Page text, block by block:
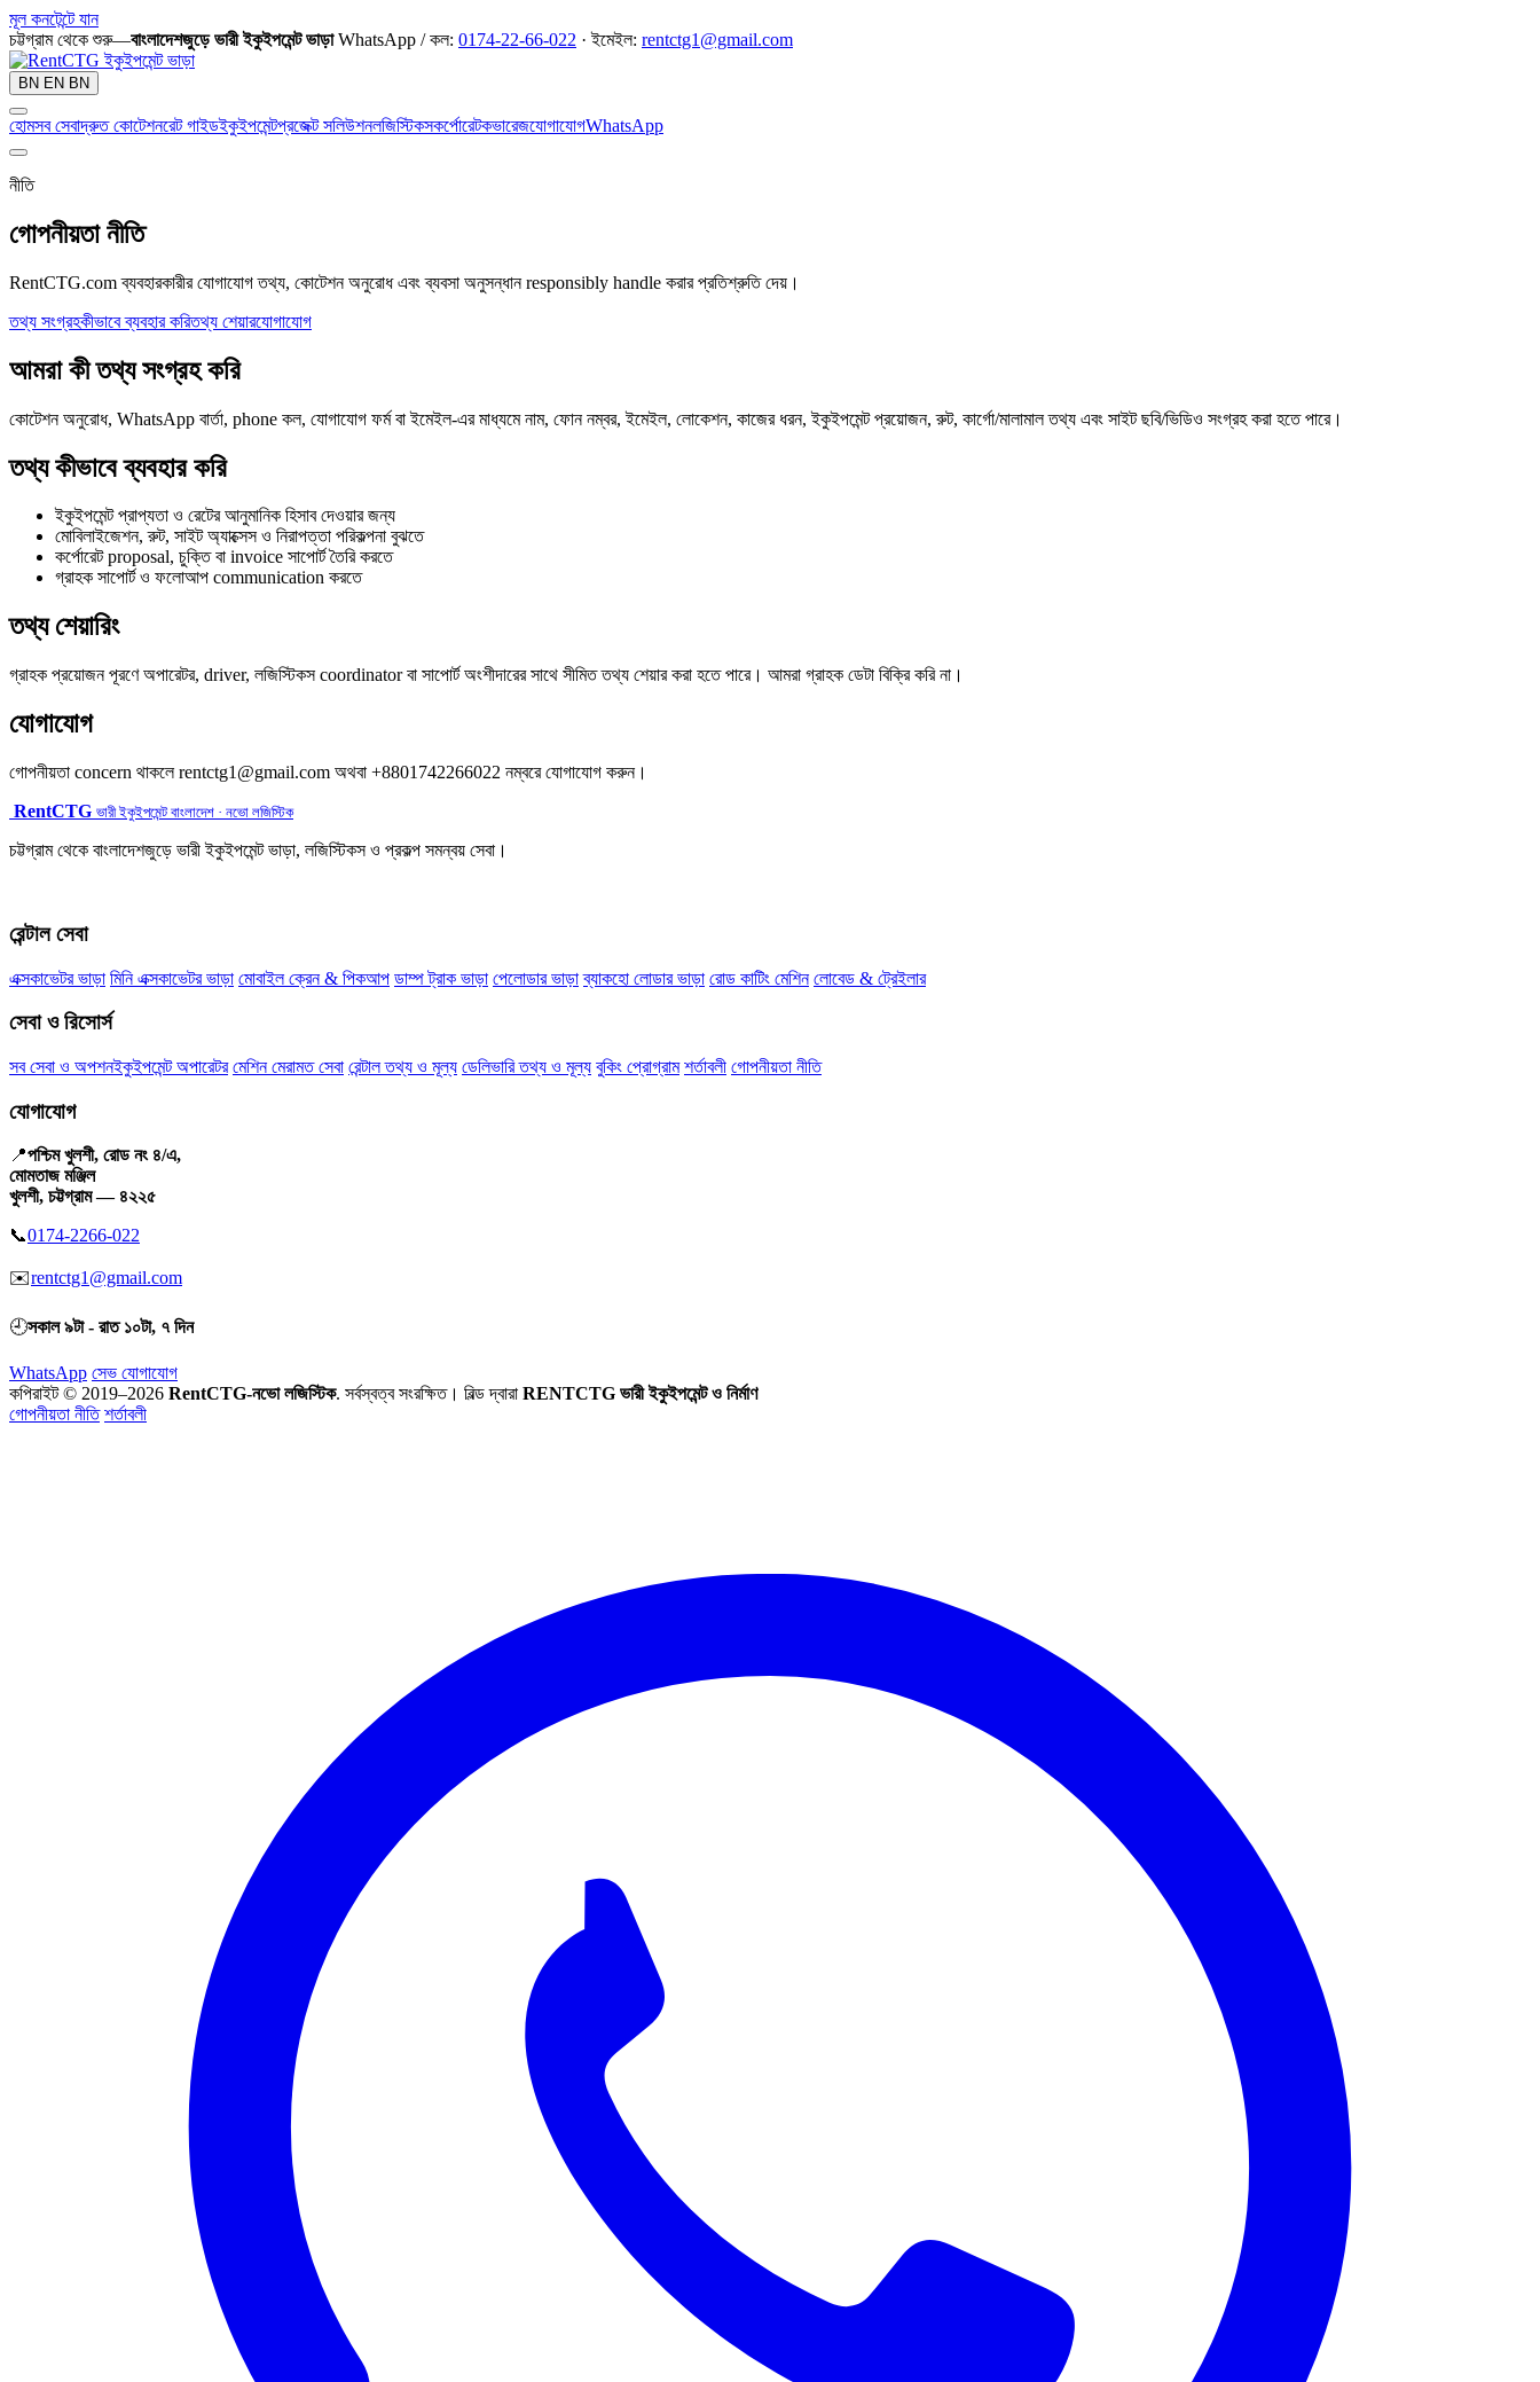
মূল কনটেন্টে যান
চট্টগ্রাম থেকে শুরু—বাংলাদেশজুড়ে ভারী ইকুইপমেন্ট ভাড়া WhatsApp / কল: 0174-22-66-022 · ইমেইল: rentctg1@gmail.com
BN EN BN
হোমসব সেবাদ্রুত কোটেশনরেট গাইডইকুইপমেন্টপ্রজেক্ট সলিউশনলজিস্টিকসকর্পোরেটকভারেজযোগাযোগWhatsApp
নীতি
গোপনীয়তা নীতি
RentCTG.com ব্যবহারকারীর যোগাযোগ তথ্য, কোটেশন অনুরোধ এবং ব্যবসা অনুসন্ধান responsibly handle করার প্রতিশ্রুতি দেয়।
তথ্য সংগ্রহকীভাবে ব্যবহার করিতথ্য শেয়ারযোগাযোগ
আমরা কী তথ্য সংগ্রহ করি
কোটেশন অনুরোধ, WhatsApp বার্তা, phone কল, যোগাযোগ ফর্ম বা ইমেইল-এর মাধ্যমে নাম, ফোন নম্বর, ইমেইল, লোকেশন, কাজের ধরন, ইকুইপমেন্ট প্রয়োজন, রুট, কার্গো/মালামাল তথ্য এবং সাইট ছবি/ভিডিও সংগ্রহ করা হতে পারে।
তথ্য কীভাবে ব্যবহার করি
ইকুইপমেন্ট প্রাপ্যতা ও রেটের আনুমানিক হিসাব দেওয়ার জন্য
মোবিলাইজেশন, রুট, সাইট অ্যাক্সেস ও নিরাপত্তা পরিকল্পনা বুঝতে
কর্পোরেট proposal, চুক্তি বা invoice সাপোর্ট তৈরি করতে
গ্রাহক সাপোর্ট ও ফলোআপ communication করতে
তথ্য শেয়ারিং
গ্রাহক প্রয়োজন পূরণে অপারেটর, driver, লজিস্টিকস coordinator বা সাপোর্ট অংশীদারের সাথে সীমিত তথ্য শেয়ার করা হতে পারে। আমরা গ্রাহক ডেটা বিক্রি করি না।
যোগাযোগ
গোপনীয়তা concern থাকলে rentctg1@gmail.com অথবা +8801742266022 নম্বরে যোগাযোগ করুন।
RentCTG ভারী ইকুইপমেন্ট বাংলাদেশ · নভো লজিস্টিক
চট্টগ্রাম থেকে বাংলাদেশজুড়ে ভারী ইকুইপমেন্ট ভাড়া, লজিস্টিকস ও প্রকল্প সমন্বয় সেবা।
রেন্টাল সেবা
এক্সকাভেটর ভাড়া মিনি এক্সকাভেটর ভাড়া মোবাইল ক্রেন & পিকআপ ডাম্প ট্রাক ভাড়া পেলোডার ভাড়া ব্যাকহো লোডার ভাড়া রোড কাটিং মেশিন লোবেড & ট্রেইলার
সেবা ও রিসোর্স
সব সেবা ও অপশনইকুইপমেন্ট অপারেটর মেশিন মেরামত সেবা রেন্টাল তথ্য ও মূল্য ডেলিভারি তথ্য ও মূল্য বুকিং প্রোগ্রাম শর্তাবলী গোপনীয়তা নীতি
যোগাযোগ
📍পশ্চিম খুলশী, রোড নং ৪/এ,
মোমতাজ মঞ্জিল
খুলশী, চট্টগ্রাম — ৪২২৫
📞0174-2266-022
✉️rentctg1@gmail.com
🕘সকাল ৯টা - রাত ১০টা, ৭ দিন
WhatsApp সেভ যোগাযোগ
কপিরাইট © 2019–2026 RentCTG-নভো লজিস্টিক. সর্বস্বত্ব সংরক্ষিত। বিল্ড দ্বারা RENTCTG ভারী ইকুইপমেন্ট ও নির্মাণ
গোপনীয়তা নীতি শর্তাবলী